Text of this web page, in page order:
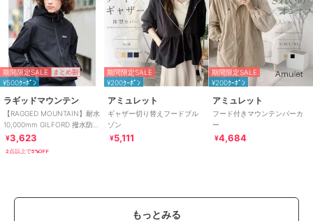
期間限定SALE まとめ割
¥500ｸｰﾎﾟﾝ
ラギッドマウンテン
【RAGGED MOUNTAIN】耐水
10,000mm GILFORD 撥水防風
マウンテンパーカー
¥3,623
2点以上で5%OFF
期間限定SALE
¥200ｸｰﾎﾟﾝ
アミュレット
ギャザー切り替えフードブル
ゾン
¥5,111
期間限定SALE
¥200ｸｰﾎﾟﾝ
アミュレット
フード付きマウンテンパーカ
ー
¥4,684
もっとみる